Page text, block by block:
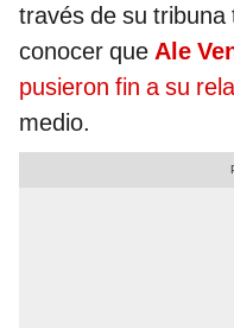
través de su
conocer que Ale
pusieron fin a su
medio.